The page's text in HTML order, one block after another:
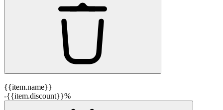
{{item.name}}
-{{item.discount}}%